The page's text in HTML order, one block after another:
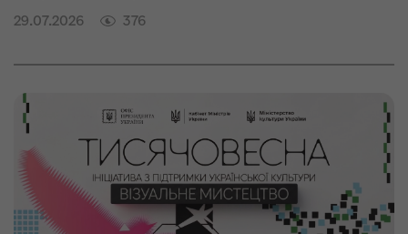
29.07.2026 376